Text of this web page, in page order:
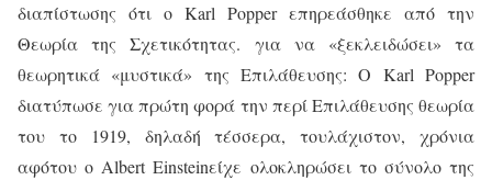
διαπίστωσης ότι ο Karl Popperεπηρεάσθηκε από την
Θεωρία της Σχετικότητας. για να «ξεκλειδώσει» τα
θεωρητικά «μυστικά» της Επιλάθευσης: Ο Karl Popper
διατύπωσε για πρώτη φορά την περί Επιλάθευσης θεωρία
του το 1919, δηλαδή τέσσερα, τουλάχιστον, χρόνια
αφότου οAlbert Einsteinείχε ολοκληρώσει το σύνολο της